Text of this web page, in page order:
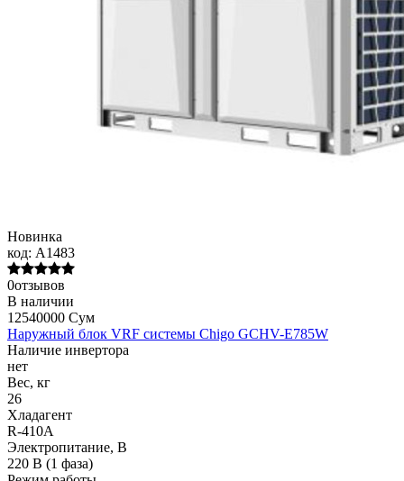
Новинка
код: A1483
0отзывов
В наличии
12540000 Сум
Наружный блок VRF системы Chigo GCHV-E785W
Наличие инвертора
нет
Вес, кг
26
Хладагент
R-410A
Электропитание, В
220 В (1 фаза)